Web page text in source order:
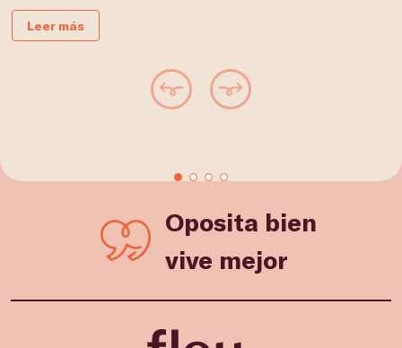
Leer más
Oposita bien
vive mejor